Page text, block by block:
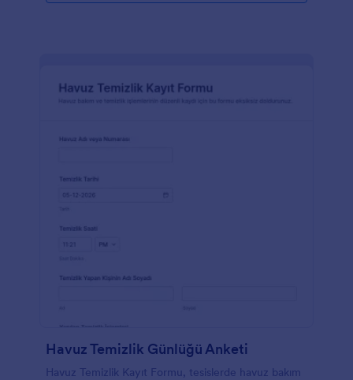
Havuz Temizlik Günlüğü Anketi
Havuz Temizlik Kayıt Formu, tesislerde havuz bakım